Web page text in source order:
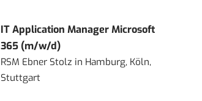
IT Application Manager Microsoft
365 (m/w/d)
RSM Ebner Stolz in Hamburg, Köln,
Stuttgart